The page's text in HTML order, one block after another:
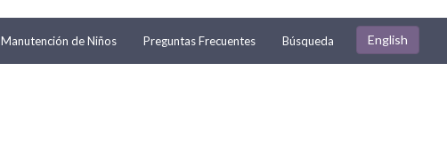
Manutención de Niños Preguntas Frecuentes Búsqueda English